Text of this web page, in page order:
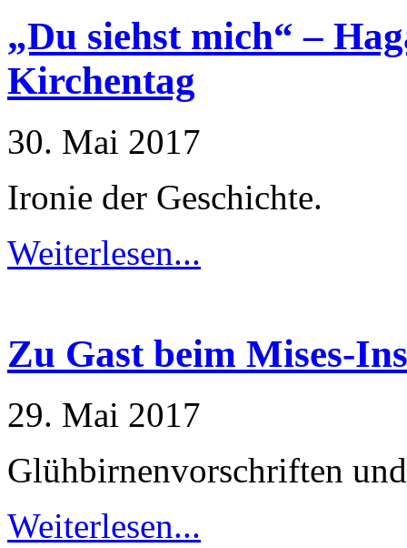
„Du siehst mich“ –
Kirchentag
30. Mai 2017
Ironie der Geschichte.
Weiterlesen...
Zu Gast beim Mises-
29. Mai 2017
Glühbirnenvorschriften
Weiterlesen...